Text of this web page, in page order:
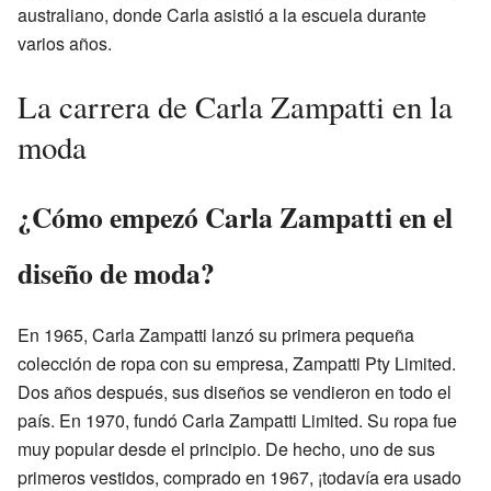
australiano, donde Carla asistió a la escuela durante
varios años.
La carrera de Carla Zampatti en la
moda
¿Cómo empezó Carla Zampatti en el
diseño de moda?
En 1965, Carla Zampatti lanzó su primera pequeña
colección de ropa con su empresa, Zampatti Pty Limited.
Dos años después, sus diseños se vendieron en todo el
país. En 1970, fundó Carla Zampatti Limited. Su ropa fue
muy popular desde el principio. De hecho, uno de sus
primeros vestidos, comprado en 1967, ¡todavía era usado